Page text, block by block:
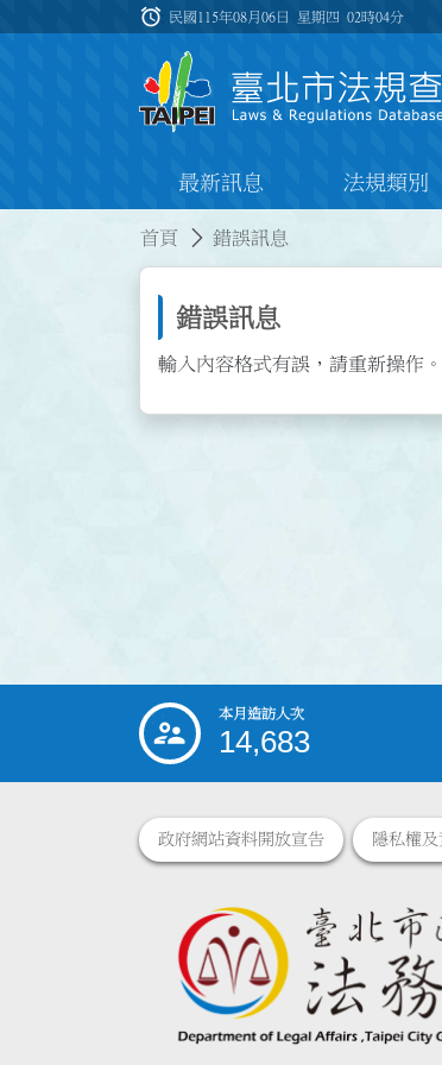
:::
alarm 民國115年08月06日 星期四02時04分
最新訊息 法規類別
首頁 錯誤訊息
錯誤訊息
輸入內容格式有誤，請重新操作。
::: 本月造訪人次
14,683
政府網站資料開放宣告 隱私權